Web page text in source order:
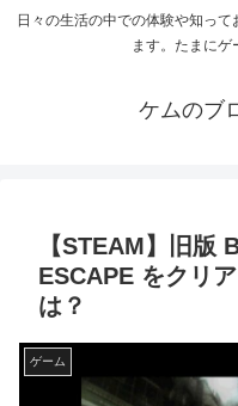
日々の生活の中での体験や知っ
ます。たまにゲ
ケムのブ
【STEAM】旧版
ESCAPE をクリ
は？
ゲーム